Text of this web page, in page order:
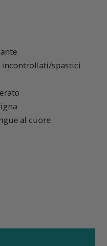
spastici
al cuore